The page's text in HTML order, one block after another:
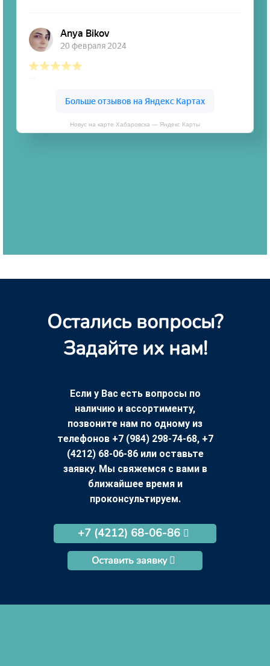
Новус на карте Хабаровска — Яндекс Карты
Остались вопросы?
Задайте их нам!
Если у Вас есть вопросы по
наличию и ассортименту,
позвоните нам по одному из
телефонов +7 (984) 298-74-68, +7
(4212) 68-06-86 или оставьте
заявку. Мы свяжемся с вами в
ближайшее время и
проконсультируем.
+7 (4212) 68-06-86
Оставить заявку